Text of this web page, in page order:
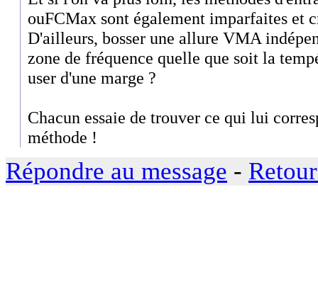
ouFCMax sont également imparfaites et
D'ailleurs, bosser une allure VMA
zone de fréquence quelle que soit la
user d'une marge ?
Chacun essaie de trouver ce qui lui
méthode !
Répondre au message -